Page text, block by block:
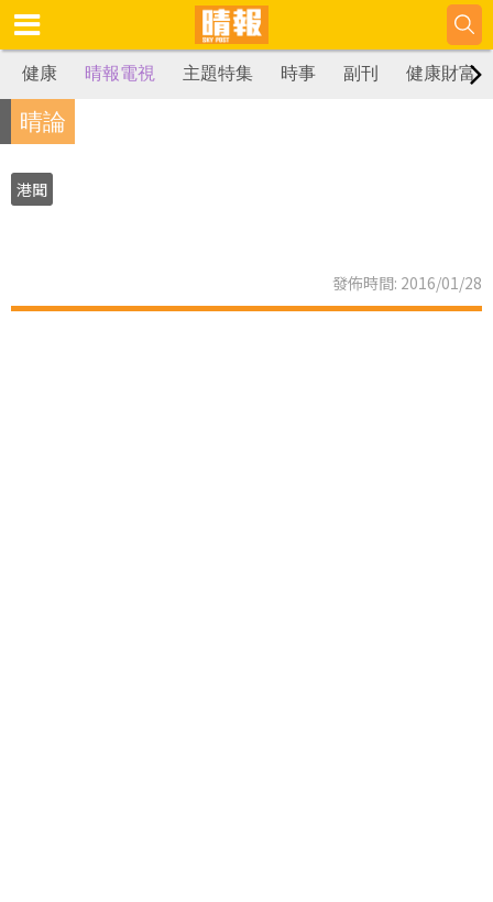
健康 晴報電視 主題特集 時事 副刊 健康財富
晴論
港聞
發佈時間: 2016/01/28